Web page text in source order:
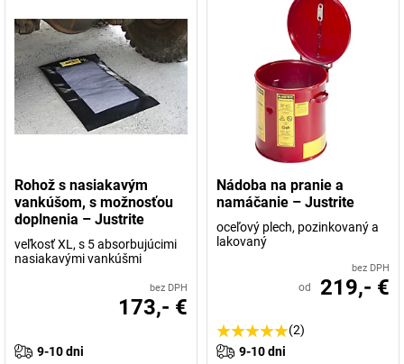
Rohož s nasiakavým
vankúšom, s možnosťou
doplnenia – Justrite
veľkosť XL, s 5 absorbujúcimi
nasiakavými vankúšmi
bez DPH
173,- €
9-10 dni
Nádoba na pranie a
namáčanie – Justrite
oceľový plech, pozinkovaný a
lakovaný
bez DPH
od 219,- €
(2)
9-10 dni